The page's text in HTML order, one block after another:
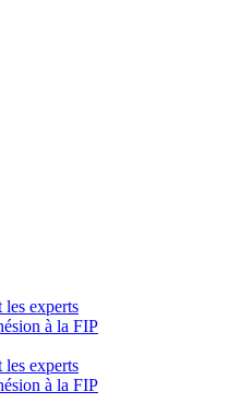
les experts
à la FIP
les experts
à la FIP